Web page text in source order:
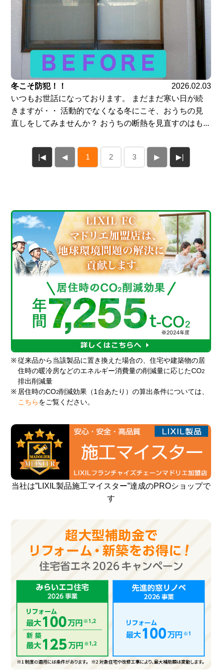
冬こそ防犯！！
2026.02.03
いつもお世話になっております。 まだまだ寒い日が続
きますが・・ 活動的でなくなる冬にこそ、おうちの見
直しをしてみませんか？ おうちの断熱を見直すのはも...
|◀ ◀ 1 2 3 ▶ ▶|
※ 従来品から当該製品に置き換えた場合の、住宅や建築物の居
住時の暖冷房などのエネルギー消費量の削減量に応じたCO2
排出削減量
※ 居住時のCO2削減効果（1台あたり）の算出条件については、
こちら をご覧ください。
当社は”LIXIL製品施工マイスター”達成のPROショップで
す